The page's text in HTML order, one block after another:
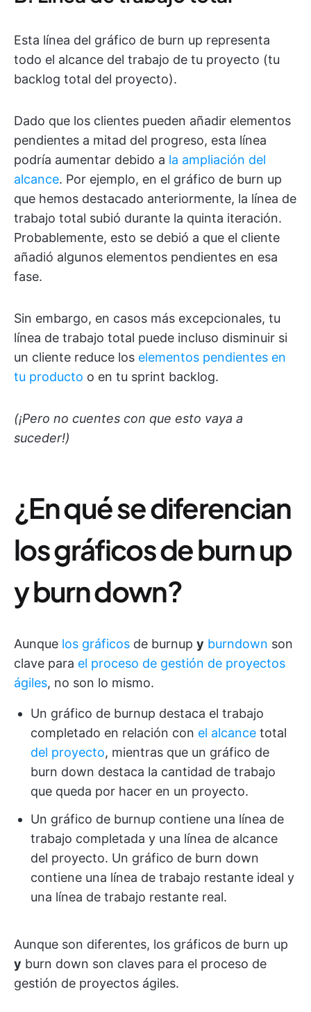
Esta línea del gráfico de burn up representa
todo el alcance del trabajo de tu proyecto (tu
backlog total del proyecto).
Dado que los clientes pueden añadir elementos
pendientes a mitad del progreso, esta línea
podría aumentar debido a la ampliación del
alcance. Por ejemplo, en el gráfico de burn up
que hemos destacado anteriormente, la línea de
trabajo total subió durante la quinta iteración.
Probablemente, esto se debió a que el cliente
añadió algunos elementos pendientes en esa
fase.
Sin embargo, en casos más excepcionales, tu
línea de trabajo total puede incluso disminuir si
un cliente reduce los elementos pendientes en
tu producto o en tu sprint backlog.
(¡Pero no cuentes con que esto vaya a
suceder!)
¿En qué se diferencian
los gráficos de burn up
y burn down?
Aunque los gráficos de burnup y burndown son
clave para el proceso de gestión de proyectos
ágiles, no son lo mismo.
Un gráfico de burnup destaca el trabajo
completado en relación con el alcance total
del proyecto, mientras que un gráfico de
burn down destaca la cantidad de trabajo
que queda por hacer en un proyecto.
Un gráfico de burnup contiene una línea de
trabajo completada y una línea de alcance
del proyecto. Un gráfico de burn down
contiene una línea de trabajo restante ideal y
una línea de trabajo restante real.
Aunque son diferentes, los gráficos de burn up
y burn down son claves para el proceso de
gestión de proyectos ágiles.